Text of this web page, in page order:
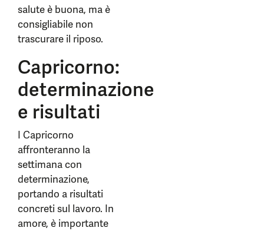
salute è buona, ma è
consigliabile non
trascurare il riposo.
Capricorno:
determinazione
e risultati
I Capricorno
affronteranno la
settimana con
determinazione,
portando a risultati
concreti sul lavoro. In
amore, è importante